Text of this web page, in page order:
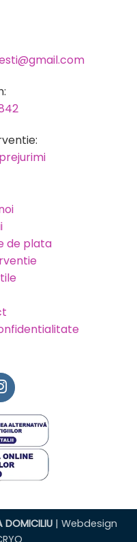
de plata
DOMICILIU | Webdesign